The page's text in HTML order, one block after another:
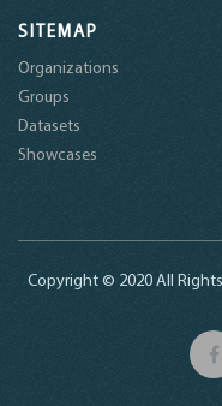
SITEMAP
Organizations
Groups
Datasets
Showcases
Copyright © 2020 All